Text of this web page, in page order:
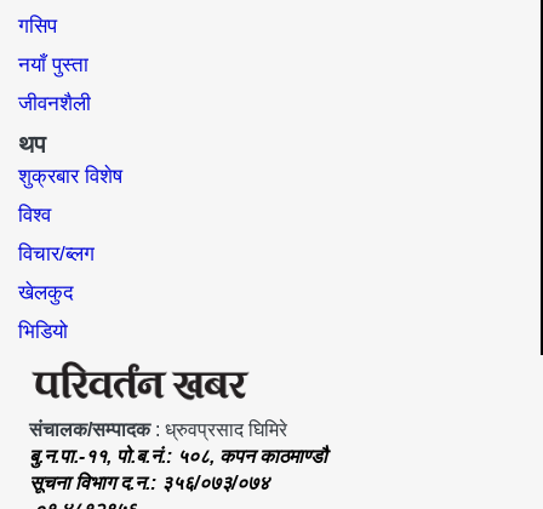
गसिप
नयाँ पुस्ता
जीवनशैली
थप
शुक्रबार विशेष
विश्व
विचार/ब्लग
खेलकुद
भिडियो
संचालक/सम्पादक: ध्रुवप्रसाद घिमिरे
बु.न.पा.-११, पो.ब.नं.: ५०८, कपन काठमाण्डौ
सूचना विभाग द.न.: ३५६/०७३/०७४